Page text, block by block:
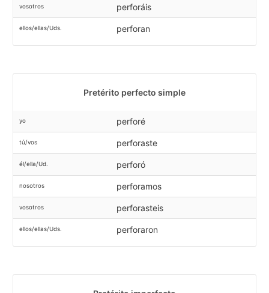
vosotros perforáis
ellos/ellas/Uds. perforan
Pretérito perfecto simple
yo perforé
tú/vos perforaste
él/ella/Ud. perforó
nosotros perforamos
vosotros perforasteis
ellos/ellas/Uds. perforaron